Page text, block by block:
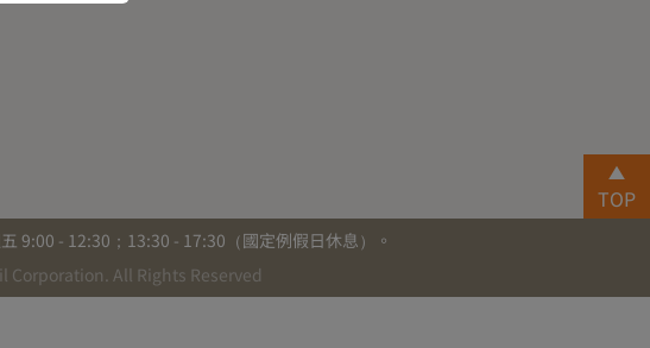
TOP
9:00 - 12:30；13:30 - 17:30（國定例假日休息）。
Corporation. All Rights Reserved